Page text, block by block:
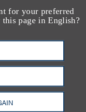
for your preferred
page in English?